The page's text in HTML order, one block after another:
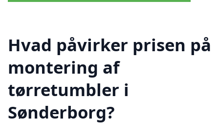
Hvad påvirker prisen på
montering af
tørretumbler i
Sønderborg?